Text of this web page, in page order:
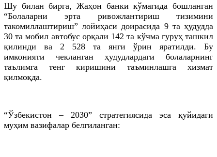
Шу билан бирга, Жаҳон банки кўмагида бошланган
“Болаларни эрта ривожлантириш тизимини
такомиллаштириш” лойиҳаси доирасида 9 та ҳудудда
30 та мобил автобус орқали 142 та кўчма гуруҳ ташкил
қилинди ва 2 528 та янги ўрин яратилди. Бу
имконияти чекланган ҳудудлардаги болаларнинг
таълимга тенг киришини таъминлашга хизмат
қилмоқда.
“Ўзбекистон – 2030” стратегиясида эса қуйидаги
муҳим вазифалар белгиланган: